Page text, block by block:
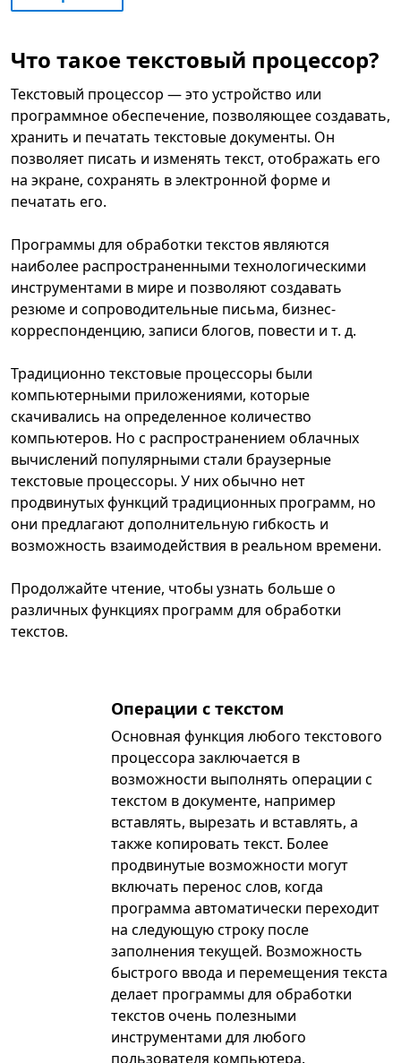
Что такое текстовый процессор?
Текстовый процессор — это устройство или
программное обеспечение, позволяющее создавать,
хранить и печатать текстовые документы. Он
позволяет писать и изменять текст, отображать его
на экране, сохранять в электронной форме и
печатать его.
Программы для обработки текстов являются
наиболее распространенными технологическими
инструментами в мире и позволяют создавать
резюме и сопроводительные письма, бизнес-
корреспонденцию, записи блогов, повести и т. д.
Традиционно текстовые процессоры были
компьютерными приложениями, которые
скачивались на определенное количество
компьюте­ров. Но с распространением облачных
вычислений популярными стали браузерные
текстовые процессоры. У них обычно нет
продвинутых функций традиционных программ, но
они предлагают дополнительную гибкость и
возможность взаимодействия в реальном времени.
Продолжайте чтение, чтобы узнать больше о
различных функциях программ для обработки
текстов.
Операции с текстом
Основная функция любого текстового
процессора заключается в
возможности выполнять операции с
текстом в документе, например
вставлять, вырезать и вставлять, а
также копировать текст. Более
продвинутые возможности могут
включать перенос слов, когда
программа автоматически переходит
на следующую строку после
заполнения текущей. Возможность
быстрого ввода и перемещения текста
делает программы для обработки
текстов очень полезными
инструментами для любого
пользователя компьютера.